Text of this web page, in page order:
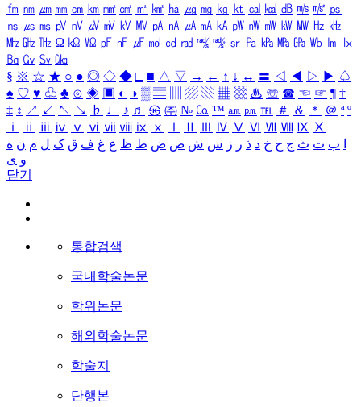
㎙ ㎚ ㎛ ㎜ ㎝ ㎞ ㎟ ㎠ ㎡ ㎢ ㏊ ㎍ ㎎ ㎏ ㏏ ㎈ ㎉ ㏈ ㎧ ㎨ ㎰
㎱ ㎲ ㎳ ㎴ ㎵ ㎶ ㎷ ㎸ ㎹ ㎀ ㎁ ㎂ ㎃ ㎄ ㎺ ㎻ ㎽ ㎾ ㎿ ㎐ ㎑
㎒ ㎓ ㎔ Ω ㏀ ㏁ ㎊ ㎋ ㎌ ㏖ ㏅ ㎭ ㎮ ㎯ ㏛ ㎩ ㎪ ㎫ ㎬ ㏝ ㏐
㏓
㏃ ㏉ ㏜ ㏆
§ ※ ☆ ★ ○ ● ◎ ◇ ◆ □ ■ △ ▽ → ← ↑ ↓ ↔ 〓 ◁ ◀ ▷ ▶ ♤
♠ ♡ ♥ ♧ ♣ ⊙ ◈ ▣ ◐ ◑ ▒ ▤ ▨ ▧ ▦ ▩ ♨ ☏ ☎ ☜ ☞ ¶ †
‡ ↕ ↗ ↙ ↖ ↘ ♭ ♩ ♪ ♬ ㉿ ㈜ № ㏇ ™ ㏂ ㏘ ℡ ＃ ＆ ＊ ＠ ª º
ⅰ
ⅱ ⅲ ⅳ ⅴ ⅵ ⅶ ⅷ ⅸ ⅹ Ⅳ Ⅴ Ⅵ Ⅶ Ⅷ Ⅸ Ⅹ
ب ت ث ج ح خ د ذ ر ز س ش ص ض ط ظ ع غ ف ق ک ل م ن ه
و ی
닫기
통합검색
국내학술논문
학위논문
해외학술논문
학술지
단행본